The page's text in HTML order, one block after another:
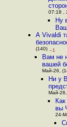
07:18 ,
Ну
А Vivaldi
(140) –1
Вам не
вашей
Май-26,
Ни у
Май-
вы
24-